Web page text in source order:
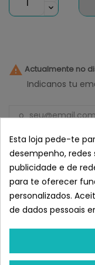
 Actualmente no
Indicanos tu
NutriBird
Las
Esta loja pede-te
desempenho, redes
publicidade e de
para te oferecer
personalizados.
de dados pessoais